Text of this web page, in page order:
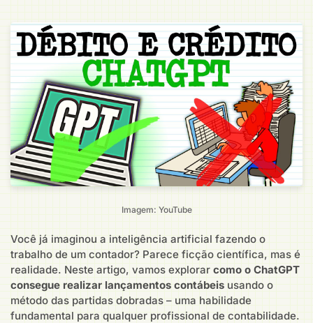
Imagem: YouTube
Você já imaginou a inteligência artificial fazendo o
trabalho de um contador? Parece ficção científica, mas é
realidade. Neste artigo, vamos explorar como o ChatGPT
consegue realizar lançamentos contábeis usando o
método das partidas dobradas – uma habilidade
fundamental para qualquer profissional de contabilidade.